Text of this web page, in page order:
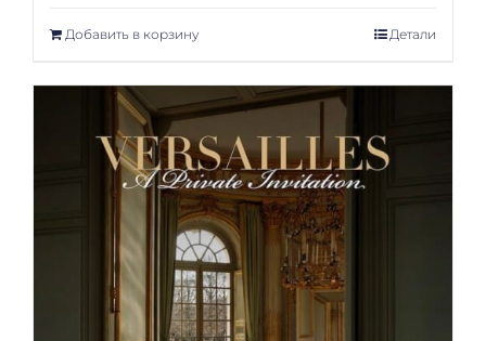
Добавить в корзину Детали